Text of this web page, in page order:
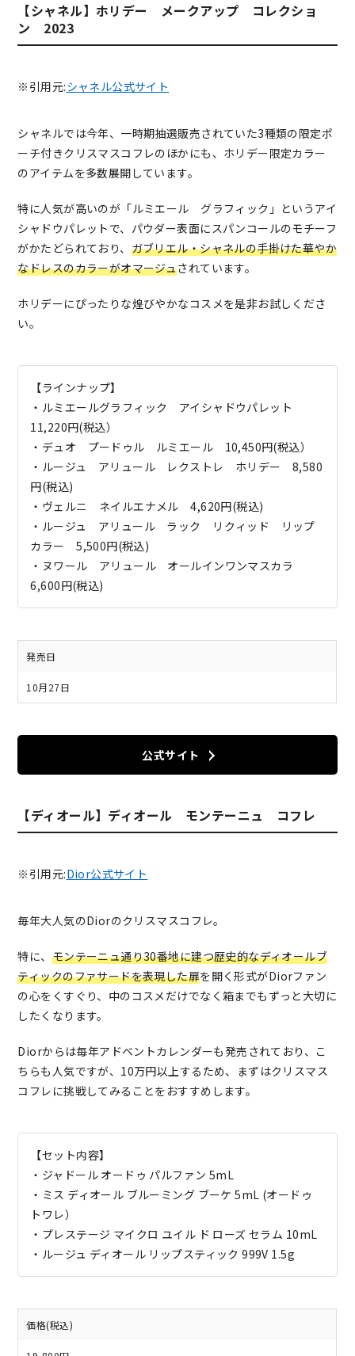
【シャネル】ホリデー メークアップ コレクショ
ン 2023
※引用元:シャネル公式サイト
シャネルでは今年、一時期抽選販売されていた3種類の限定ポ
ーチ付きクリスマスコフレのほかにも、ホリデー限定カラー
のアイテムを多数展開しています。
特に人気が高いのが「ルミエール グラフィック」というアイ
シャドウパレットで、パウダー表面にスパンコールのモチーフ
がかたどられており、 ガブリエル・シャネルの手掛けた華やか
なドレスのカラーがオマージュされています。
ホリデーにぴったりな煌びやかなコスメを是非お試しくださ
い。
【ラインナップ】
・ルミエールグラフィック アイシャドウパレット
11,220円(税込）
・デュオ プードゥル ルミエール 10,450円(税込）
・ルージュ アリュール レクストレ ホリデー 8,580
円(税込)
・ヴェルニ ネイルエナメル 4,620円(税込)
・ルージュ アリュール ラック リクィッド リップ
カラー 5,500円(税込)
・ヌワール アリュール オールインワンマスカラ
6,600円(税込)
発売日
10月27日
公式サイト
【ディオール】ディオール モンテーニュ コフレ
※引用元:Dior公式サイト
毎年大人気のDiorのクリスマスコフレ。
特に、 モンテーニュ通り30番地に建つ歴史的なディオールブ
ティックのファサードを表現した扉を開く形式がDiorファン
の心をくすぐり、中のコスメだけでなく箱までもずっと大切に
したくなります。
Diorからは毎年アドベントカレンダーも発売されており、こ
ちらも人気ですが、10万円以上するため、まずはクリスマス
コフレに挑戦してみることをおすすめします。
【セット内容】
・ジャドール オードゥ パルファン 5mL
・ミス ディオール ブルーミング ブーケ 5mL (オードゥ
トワレ）
・プレステージ マイクロ ユイル ド ローズ セラム 10mL
・ルージュ ディオール リップスティック 999V 1.5g
価格(税込)